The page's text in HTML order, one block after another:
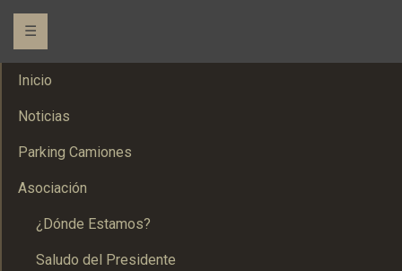
☰
Inicio
Noticias
Parking Camiones
Asociación
¿Dónde Estamos?
Saludo del Presidente